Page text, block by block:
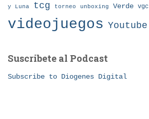
y Luna tcg torneo unboxing Verde vgc
videojuegos Youtube
Suscribete al Podcast
Subscribe to Diogenes Digital